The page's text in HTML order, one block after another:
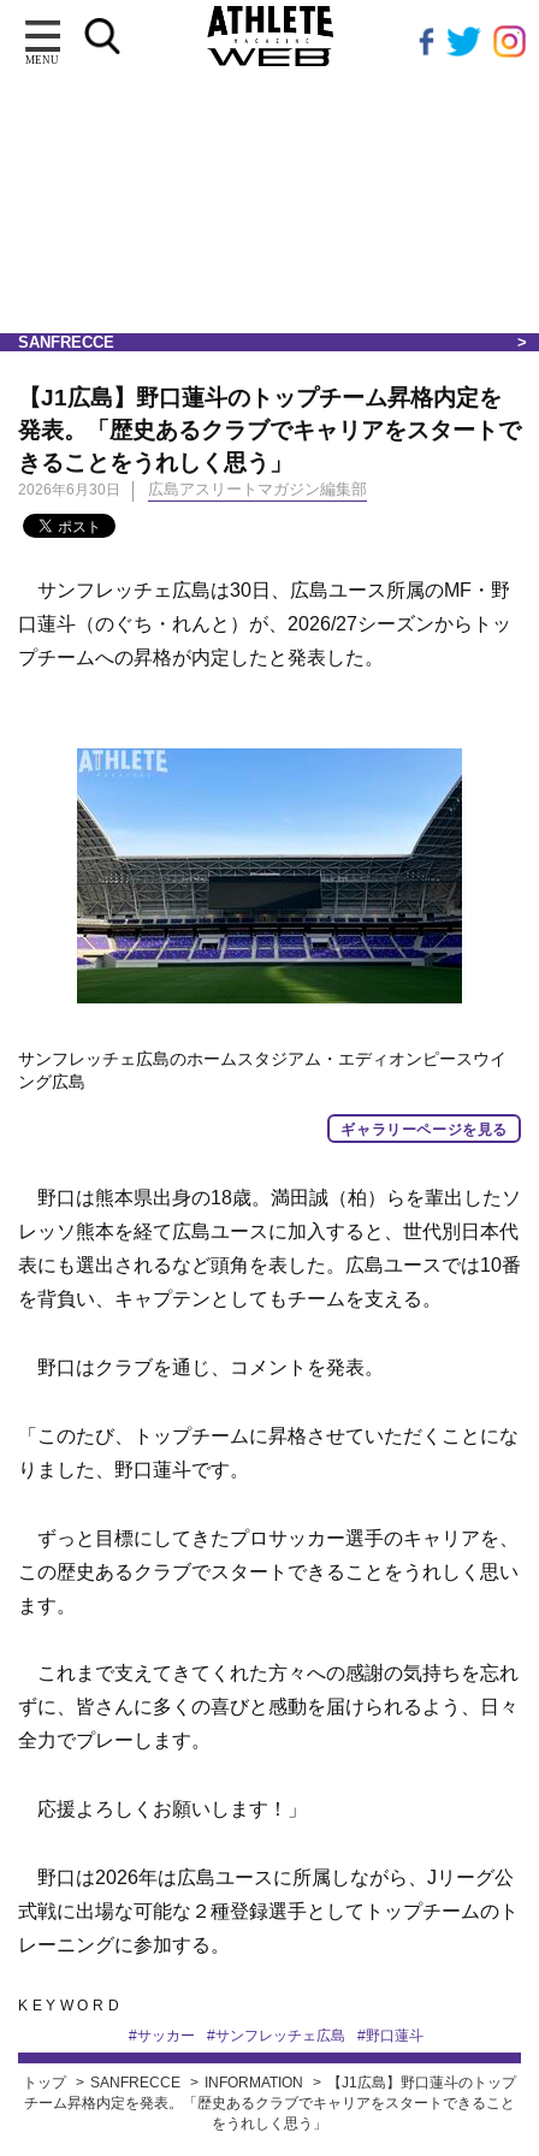
MENU
SANFRECCE
【J1広島】野口蓮斗のトップチーム昇格内定を
発表。「歴史あるクラブでキャリアをスタートで
きることをうれしく思う」
2026年6月30日 広島アスリートマガジン編集部
サンフレッチェ広島は30日、広島ユース所属のMF・野
口蓮斗（のぐち・れんと）が、2026/27シーズンからトッ
プチームへの昇格が内定したと発表した。
サンフレッチェ広島のホームスタジアム・エディオンピースウイ
ング広島
ギャラリーページを見る
野口は熊本県出身の18歳。満田誠（柏）らを輩出したソ
レッソ熊本を経て広島ユースに加入すると、世代別日本代
表にも選出されるなど頭角を表した。広島ユースでは10番
を背負い、キャプテンとしてもチームを支える。
野口はクラブを通じ、コメントを発表。
「このたび、トップチームに昇格させていただくことにな
りました、野口蓮斗です。
ずっと目標にしてきたプロサッカー選手のキャリアを、
この歴史あるクラブでスタートできることをうれしく思い
ます。
これまで支えてきてくれた方々への感謝の気持ちを忘れ
ずに、皆さんに多くの喜びと感動を届けられるよう、日々
全力でプレーします。
応援よろしくお願いします！」
野口は2026年は広島ユースに所属しながら、Jリーグ公
式戦に出場な可能な２種登録選手としてトップチームのト
レーニングに参加する。
KEYWORD
#サッカー #サンフレッチェ広島 #野口蓮斗
トップ SANFRECCE INFORMATION
【J1広島】野口蓮斗のトップ
チーム昇格内定を発表。「歴史あるクラブでキャリアをスタートできること
をうれしく思う」